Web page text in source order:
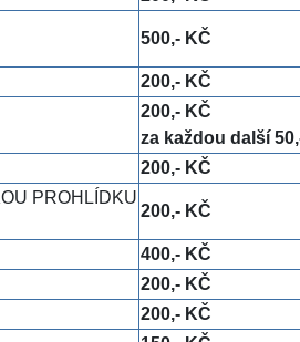
500,- KČ
200,- KČ
200,- KČ
za každou další
200,- KČ
PROHLÍDKU
200,- KČ
400,- KČ
200,- KČ
200,- KČ